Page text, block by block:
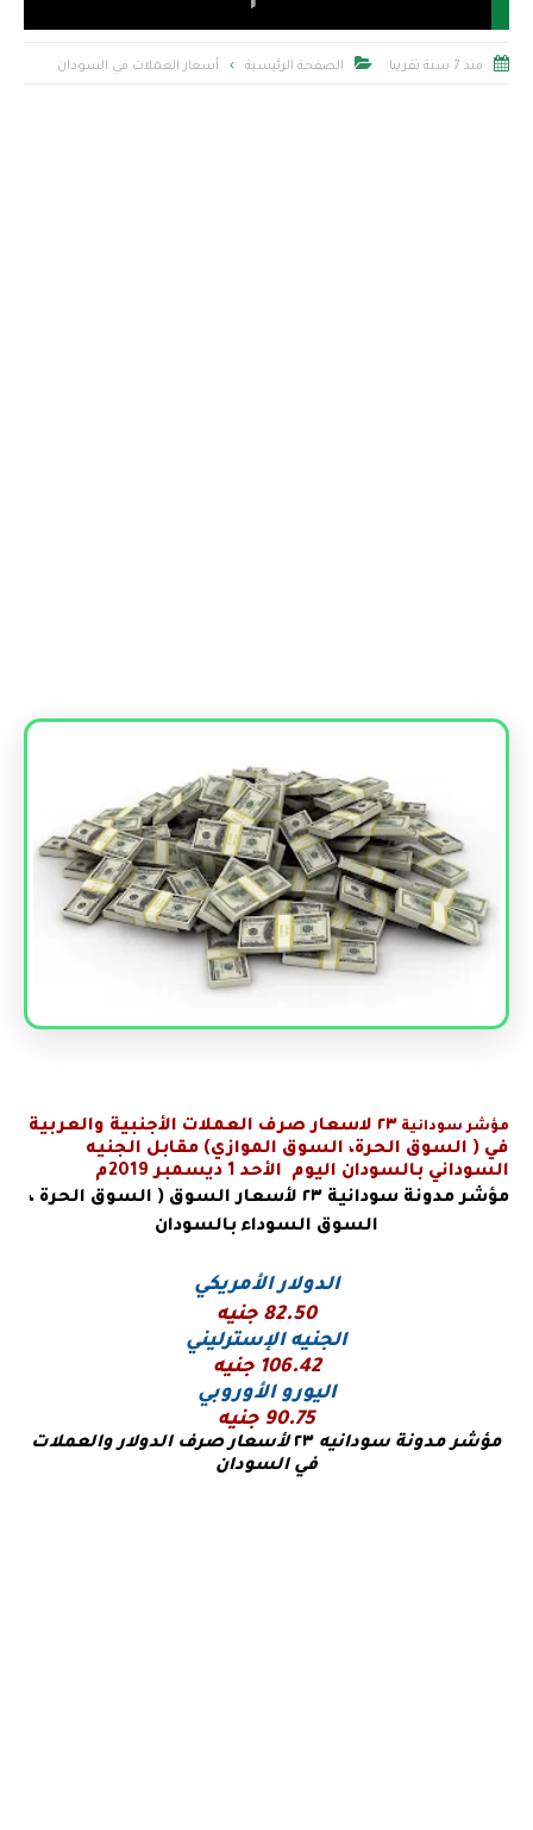
 منذ 7 سنة تقريبا  الصفحة الرئيسية أسعار العملات في السودان
مؤشر سودانية ٢٣ لاسعار صرف العملات الأجنبية والعربية
في ( السوق الحرة، السوق الموازي) مقابل الجنيه
السوداني بالسودان اليوم الأحد 1 ديسمبر 2019م
مؤشر مدونة سودانية ٢٣ لأسعار السوق ( السوق الحرة ،
السوق السوداء بالسودان
الدولار الأمريكي
82.50 جنيه
الجنيه الإسترليني
106.42 جنيه
اليورو الأوروبي
90.75 جنيه
مؤشر مدونة سودانيه ٢٣ لأسعار صرف الدولار والعملات
في السودان